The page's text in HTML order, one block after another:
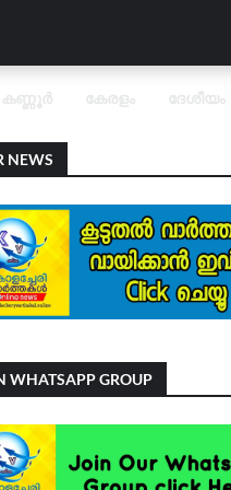
കണ്ണൂർ കേരളം ദേശീയം
NEWS
WHATSAPP GROUP